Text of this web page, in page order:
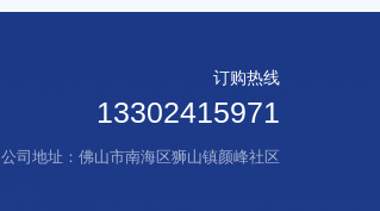
订购热线
13302415971
公司地址：佛山市南海区狮山镇颜峰社区